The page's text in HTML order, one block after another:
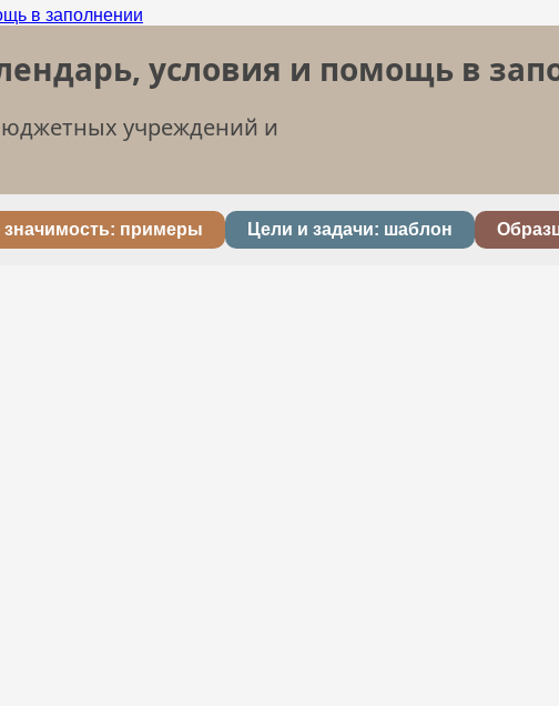
условия и помощь в
учреждений и
примеры Цели и задачи: шаблон